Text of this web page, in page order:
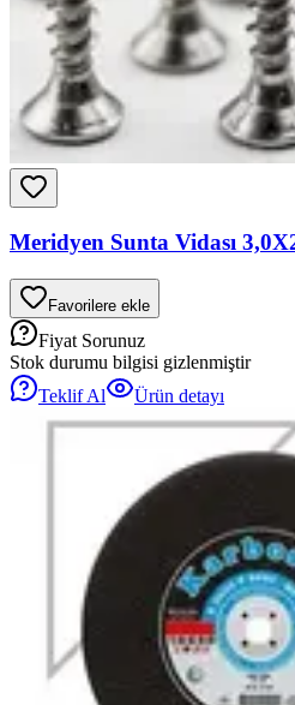
Meridyen Sunta Vidası
Favorilere ekle
Fiyat Sorunuz
Stok durumu bilgisi gizlenmiştir
Teklif Al
Ürün detayı